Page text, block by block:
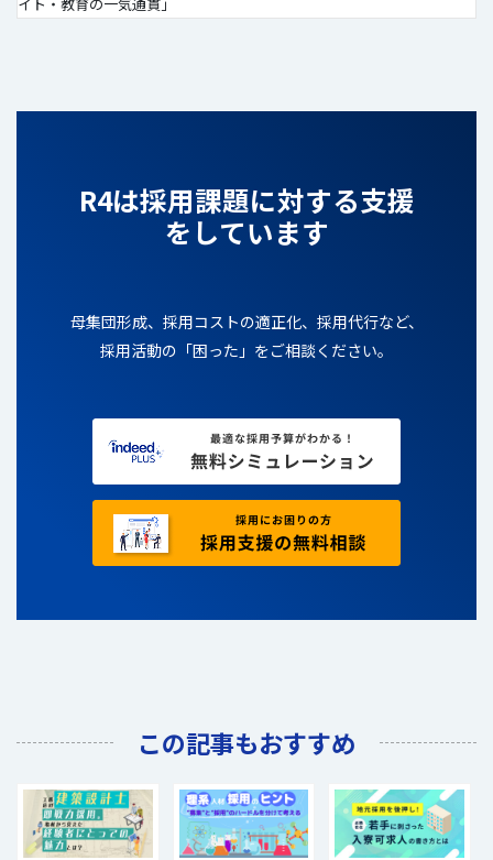
R4は採用課題に対する支援
をしています
母集団形成、採用コストの適正化、採用代行など、
採用活動の「困った」をご相談ください。
この記事もおすすめ